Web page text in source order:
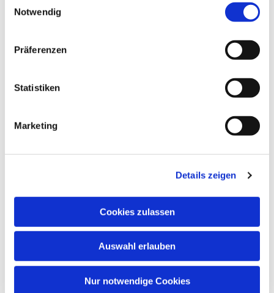
Notwendig
Präferenzen
Statistiken
Marketing
Details zeigen
Cookies zulassen
Auswahl erlauben
Nur notwendige Cookies
Gemeindehaus der Paul-Gerhardt-